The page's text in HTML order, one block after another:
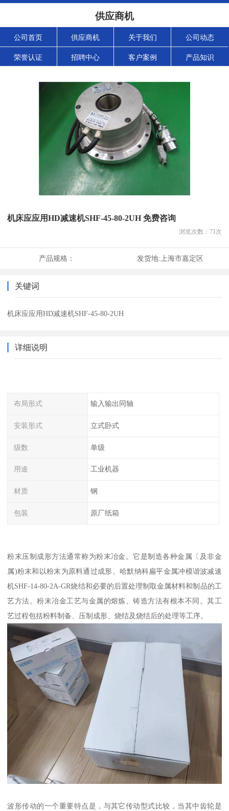
供应商机
公司首页 供应商机 关于我们 公司动态
荣誉认证 招聘中心 客户案例 产品知识
机床应应用HD减速机SHF-45-80-2UH 免费咨询
浏览次数： 71次
产品规格： 发货地: 上海市嘉定区
关键词
机床应应用HD减速机SHF-45-80-2UH
详细说明
布局形式 输入输出同轴
安装形式 立式卧式
级数 单级
用途 工业机器
材质 钢
包装 原厂纸箱
粉末压制成形方法通常称为粉末冶金。它是制造各种金属〔及非金
属)粉末和以粉末为原料通过成形、哈默纳科扁平金属冲模谐波减速
机SHF-14-80-2A-GR烧结和必要的后置处理制取金属材料和制品的工
艺方法。粉末冶金工艺与金属的熔炼、铸造方法有根本不同。其工
艺过程包括粉料制备、压制成形、烧结及烧结后的处理等工序。
波形传动的一个重要特点是，与其它传动型式比较，当其中齿轮是